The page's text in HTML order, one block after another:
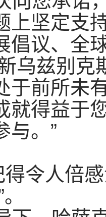
上坚定支
倡议、全
乌兹别
于前所未
就得益于
与。”
令人倍